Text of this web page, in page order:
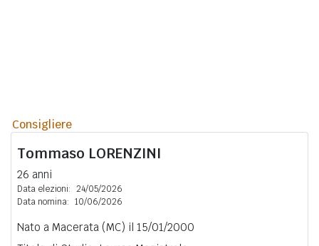
Consigliere
Tommaso LORENZINI
26 anni
Data elezioni: 24/05/2026
Data nomina: 10/06/2026
Nato a Macerata (MC) il 15/01/2000